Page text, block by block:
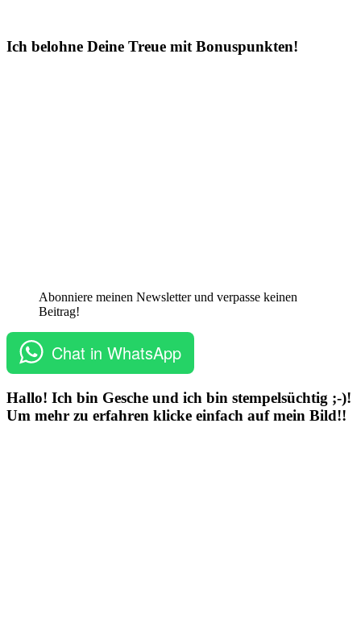
Ich belohne Deine Treue mit Bonuspunkten!
Abonniere meinen Newsletter und verpasse keinen
Beitrag!
Chat in WhatsApp
Hallo! Ich bin Gesche und ich bin stempelsüchtig ;-)!
Um mehr zu erfahren klicke einfach auf mein Bild!!